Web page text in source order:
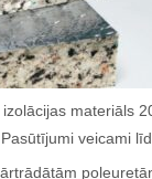
materiāls
veicami